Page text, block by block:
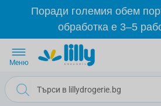
Прескачане към съдържанието
Поради големия обем
обработка е 3–5
Меню